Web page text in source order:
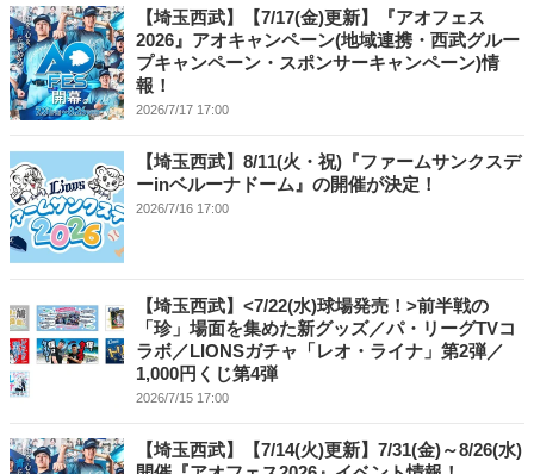
【埼玉西武】【7/17(金)更新】『アオフェス
2026』アオキャンペーン(地域連携・西武グルー
プキャンペーン・スポンサーキャンペーン)情
報！
2026/7/17 17:00
【埼玉西武】8/11(火・祝)『ファームサンクスデ
ーinベルーナドーム』の開催が決定！
2026/7/16 17:00
【埼玉西武】<7/22(水)球場発売！>前半戦の
「珍」場面を集めた新グッズ／パ・リーグTVコ
ラボ／LIONSガチャ「レオ・ライナ」第2弾／
1,000円くじ第4弾
2026/7/15 17:00
【埼玉西武】【7/14(火)更新】7/31(金)～8/26(水)